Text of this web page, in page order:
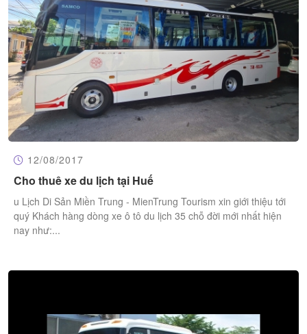
12/08/2017
Cho thuê xe du lịch tại Huế
u Lịch Di Sản Miền Trung - MienTrung Tourism xin giới thiệu tới
quý Khách hàng dòng xe ô tô du lịch 35 chỗ đời mới nhất hiện
nay như:...